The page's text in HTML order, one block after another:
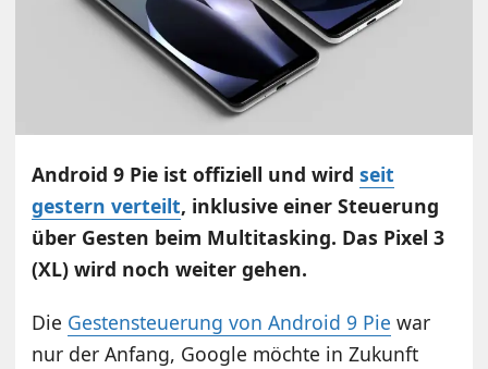
Android 9 Pie ist offiziell und wirdseit
gestern verteilt, inklusive einer Steuerung
über Gesten beim Multitasking. Das Pixel 3
(XL) wird noch weiter gehen.
Die Gestensteuerung von Android 9 Pie war
nur der Anfang, Google möchte in Zukunft